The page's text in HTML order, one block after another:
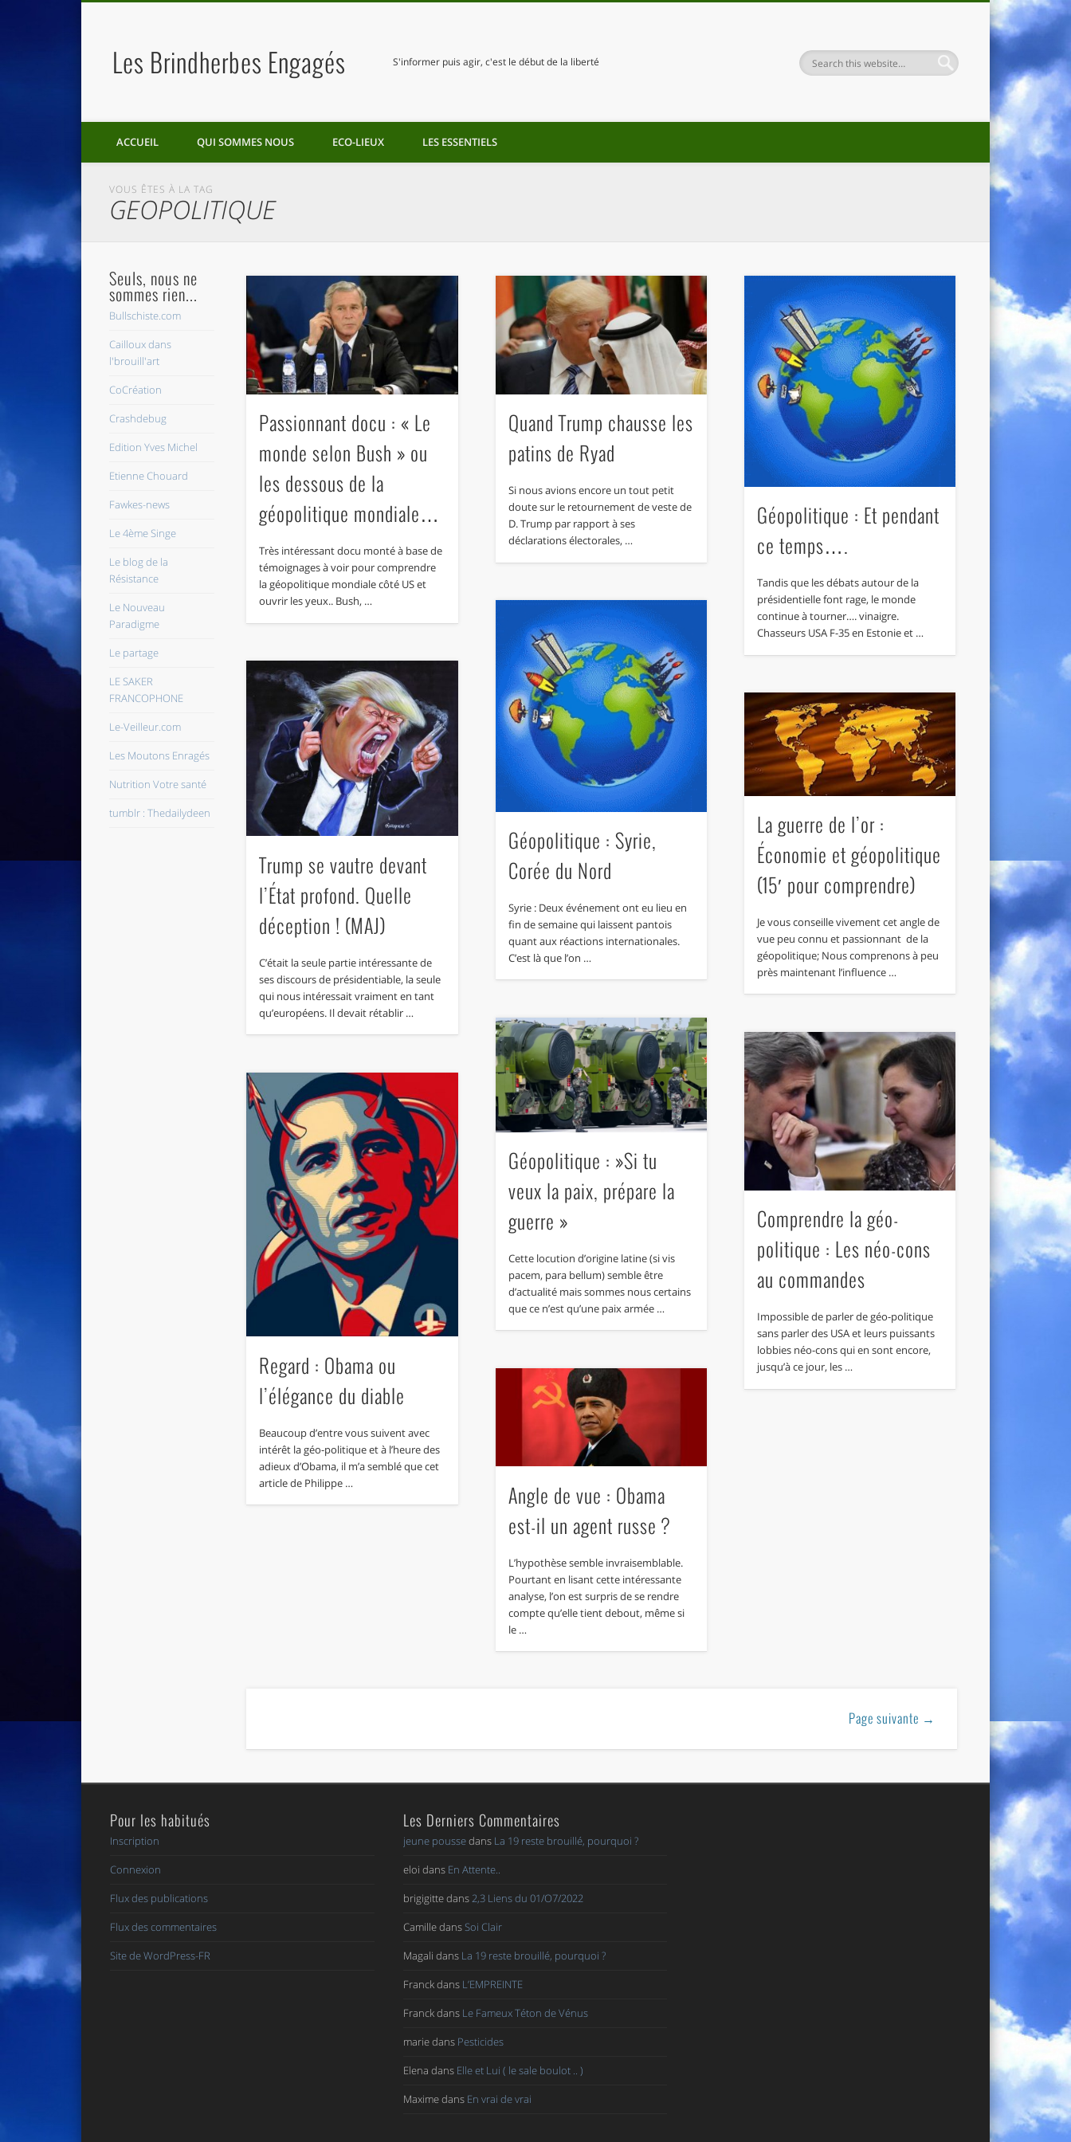
Les Brindherbes Engagés S'informer puis agir, c'est le début de la liberté
ACCUEIL QUI SOMMES NOUS ECO-LIEUX LES ESSENTIELS
VOUS ÊTES À LA TAG
GEOPOLITIQUE
Passionnant docu : « Le
monde selon Bush » ou
les dessous de la
géopolitique mondiale…
Très intéressant docu monté à base de
témoignages à voir pour comprendre
la géopolitique mondiale côté US et
ouvrir les yeux.. Bush, …
Quand Trump chausse les
patins de Ryad
Si nous avions encore un tout petit
doute sur le retournement de veste de
D. Trump par rapport à ses
déclarations électorales, …
Géopolitique : Et pendant
ce temps….
Tandis que les débats autour de la
présidentielle font rage, le monde
continue à tourner…. vinaigre.
Chasseurs USA F-35 en Estonie et …
Géopolitique : Syrie,
Corée du Nord
Syrie : Deux événement ont eu lieu en
fin de semaine qui laissent pantois
quant aux réactions internationales.
C’est là que l’on …
Trump se vautre devant
l’État profond. Quelle
déception ! (MAJ)
C’était la seule partie intéressante de
ses discours de présidentiable, la seule
qui nous intéressait vraiment en tant
qu’européens. Il devait rétablir …
La guerre de l’or :
Économie et géopolitique
(15′ pour comprendre)
Je vous conseille vivement cet angle de
vue peu connu et passionnant de la
géopolitique; Nous comprenons à peu
près maintenant l’influence …
Géopolitique : »Si tu
veux la paix, prépare la
guerre »
Cette locution d’origine latine (si vis
pacem, para bellum) semble être
d’actualité mais sommes nous certains
que ce n’est qu’une paix armée …
Comprendre la géo-
politique : Les néo-cons
au commandes
Impossible de parler de géo-politique
sans parler des USA et leurs puissants
lobbies néo-cons qui en sont encore,
jusqu’à ce jour, les …
Regard : Obama ou
l’élégance du diable
Beaucoup d’entre vous suivent avec
intérêt la géo-politique et à l’heure des
adieux d’Obama, il m’a semblé que cet
article de Philippe …
Angle de vue : Obama
est-il un agent russe ?
L’hypothèse semble invraisemblable.
Pourtant en lisant cette intéressante
analyse, l’on est surpris de se rendre
compte qu’elle tient debout, même si
le …
Page suivante →
Seuls, nous ne
sommes rien...
Bullschiste.com
Cailloux dans
l'brouill'art
CoCréation
Crashdebug
Edition Yves Michel
Etienne Chouard
Fawkes-news
Le 4ème Singe
Le blog de la
Résistance
Le Nouveau
Paradigme
Le partage
LE SAKER
FRANCOPHONE
Le-Veilleur.com
Les Moutons Enragés
Nutrition Votre santé
tumblr : Thedailydeen
Pour les habitués
Inscription
Connexion
Flux des publications
Flux des commentaires
Site de WordPress-FR
Les Derniers Commentaires
jeune poussedans La 19 reste brouillé, pourquoi ?
eloi dans En Attente..
brigigittedans2,3 Liens du 01/O7/2022
CamilledansSoi Clair
Magali dans La 19 reste brouillé, pourquoi ?
Franckdans L’EMPREINTE
Franckdans Le Fameux Téton de Vénus
mariedans Pesticides
Elena dans Elle et Lui ( le sale boulot .. )
Maximedans En vrai de vrai